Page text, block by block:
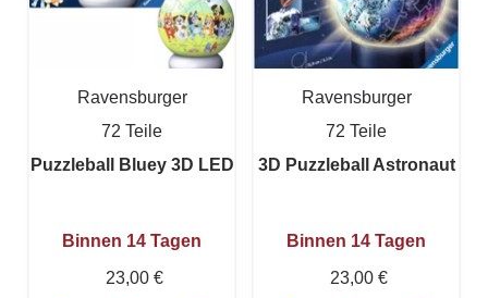
Ravensburger
72 Teile
Puzzleball Bluey 3D LED
Binnen 14 Tagen
23,00 €
Ravensburger
72 Teile
3D Puzzleball Astronaut
Binnen 14 Tagen
23,00 €